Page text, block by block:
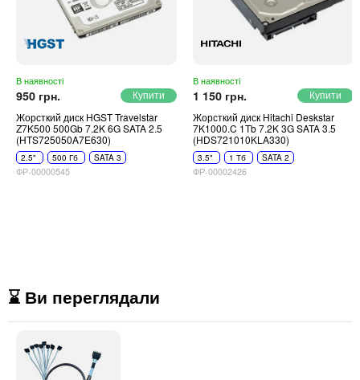
В наявності
950 грн.
Жорсткий диск HGST Travelstar
Z7K500 500Gb 7.2K 6G SATA 2.5
(HTS725050A7E630)
2.5" 500 Гб SATA 3
ФР-00000545
В наявності
1 150 грн.
Жорсткий диск Hitachi Deskstar
7K1000.C 1Tb 7.2K 3G SATA 3.5
(HDS721010KLA330)
3.5" 1 Тб SATA 2
ФР-00002426
⌛ Ви переглядали